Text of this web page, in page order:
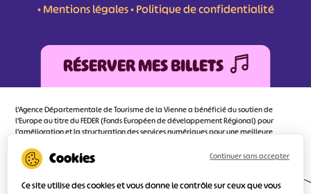
•Mentions légales•Politique de confidentialité
RÉSERVER MES BILLETS
L'Agence Départementale de Tourisme de la Vienne a bénéficié du soutien de
l’Europe au titre du FEDER (Fonds Européen de développement Régional) pour
l’amélioration et la structuration des services numériques pour une meilleure
d’orienter au mieux le visiteur.
Ce site utilise des cookies et vous donne le contrôle sur ceux que vous
Continuer sans accepter